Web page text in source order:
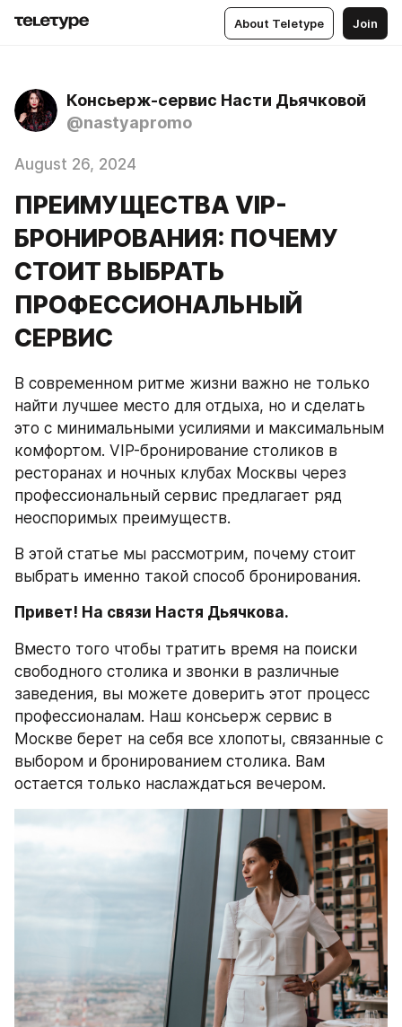
About Teletype Join
Консьерж-сервис Насти Дьячковой
@nastyapromo
August 26, 2024
ПРЕИМУЩЕСТВА VIP-
БРОНИРОВАНИЯ: ПОЧЕМУ
СТОИТ ВЫБРАТЬ
ПРОФЕССИОНАЛЬНЫЙ
СЕРВИС
В современном ритме жизни важно не только
найти лучшее место для отдыха, но и сделать
это с минимальными усилиями и максимальным
комфортом. VIP-бронирование столиков в
ресторанах и ночных клубах Москвы через
профессиональный сервис предлагает ряд
неоспоримых преимуществ.
В этой статье мы рассмотрим, почему стоит
выбрать именно такой способ бронирования.
Привет! На связи Настя Дьячкова.
Вместо того чтобы тратить время на поиски
свободного столика и звонки в различные
заведения, вы можете доверить этот процесс
профессионалам. Наш консьерж сервис в
Москве берет на себя все хлопоты, связанные с
выбором и бронированием столика. Вам
остается только наслаждаться вечером.